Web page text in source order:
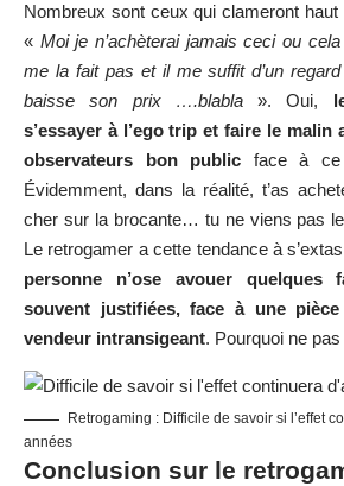
Nombreux sont ceux qui clameront
« Moi je n’achèterai jamais ceci ou
me la fait pas et il me suffit d’un
baisse son prix ….blabla ». Oui,
s’essayer à l’ego trip et faire le
observateurs bon public face à ce
Évidemment, dans la réalité, t’as
cher sur la brocante… tu ne viens pas
Le retrogamer a cette tendance à
personne n’ose avouer quelques
souvent justifiées, face à une
vendeur intransigeant. Pourquoi ne
Retrogaming : Difficile de savoir si l’effet
années
Conclusion sur le